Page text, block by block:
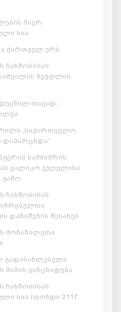
მიერ
სია
ქართველ ერს
ჩახშობისას
მეუღლის
თავად-
„საქართველო
დამარცხდა“
სამძიმრის
ვალიკო ჯუღელისა
გამო
ჩახშობისას
დანიშვნის შესახებ
მონაწილეთა
გადასახლებული
მამის განცხადება
ჩახშობისას
სია (ფონდი 2117,